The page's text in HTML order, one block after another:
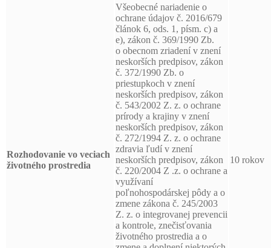
Rozhodovanie vo veciach
životného prostredia
Všeobecné nariadenie o
ochrane údajov č. 2016/679
článok 6, ods. 1, písm. c) a
e), zákon č. 369/1990 Zb.
o obecnom zriadení v znení
neskorších predpisov, zákon
č. 372/1990 Zb. o
priestupkoch v znení
neskorších predpisov, zákon
č. 543/2002 Z. z. o ochrane
prírody a krajiny v znení
neskorších predpisov, zákon
č. 272/1994 Z. z. o ochrane
zdravia ľudí v znení
neskorších predpisov, zákon
č. 220/2004 Z .z. o ochrane a
využívaní
poľnohospodárskej pôdy a o
zmene zákona č. 245/2003
Z. z. o integrovanej prevencii
a kontrole, znečisťovania
životného prostredia a o
10 rokov